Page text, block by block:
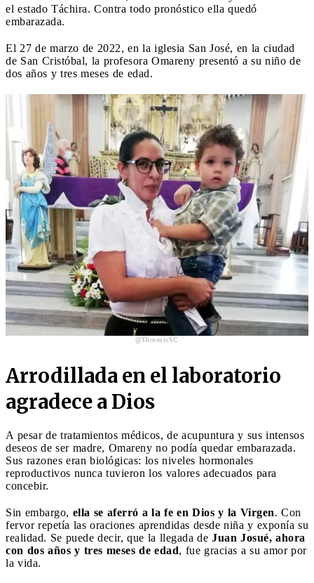
el estado Táchira. Contra todo pronóstico ella quedó
embarazada.
El 27 de marzo de 2022, en la iglesia San José, en la ciudad
de San Cristóbal, la profesora Omareny presentó a su niño de
dos años y tres meses de edad.
@DiocesisSC
Arrodillada en el laboratorio
agradece a Dios
A pesar de tratamientos médicos, de acupuntura y sus intensos
deseos de ser madre, Omareny no podía quedar embarazada.
Sus razones eran biológicas: los niveles hormonales
reproductivos nunca tuvieron los valores adecuados para
concebir.
Sin embargo, ella se aferró a la fe en Dios y la Virgen. Con
fervor repetía las oraciones aprendidas desde niña y exponía su
realidad. Se puede decir, que la llegada de Juan Josué, ahora
con dos años y tres meses de edad, fue gracias a su amor por
la vida.